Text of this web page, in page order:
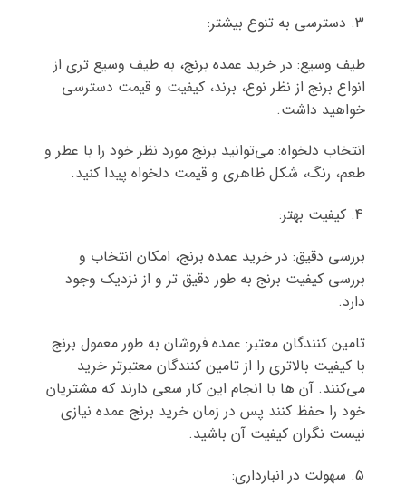
دسترسی به تنوع بیشتر:
طیف وسیع: در خرید عمده برنج، به طیف وسیع تری از
انواع برنج از نظر نوع، برند، کیفیت و قیمت دسترسی
خواهید داشت.
انتخاب دلخواه: می‌توانید برنج مورد نظر خود را با عطر و
طعم، رنگ، شکل ظاهری و قیمت دلخواه پیدا کنید.
کیفیت بهتر:
بررسی دقیق: در خرید عمده برنج، امکان انتخاب و
بررسی کیفیت برنج به طور دقیق تر و از نزدیک وجود
دارد.
تامین کنندگان معتبر: عمده فروشان به طور معمول برنج
با کیفیت بالاتری را از تامین کنندگان معتبرتر خرید
می‌کنند. آن ها با انجام این کار سعی دارند که مشتریان
خود را حفظ کنند پس در زمان خرید برنج عمده نیازی
نیست نگران کیفیت آن باشید.
سهولت در انبارداری: